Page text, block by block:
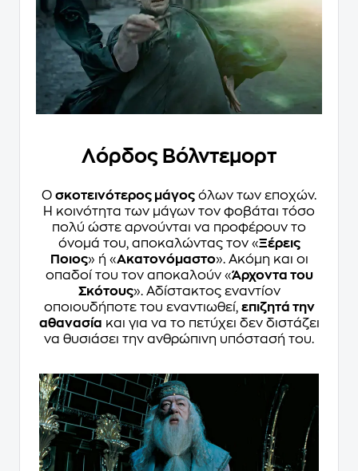
Λόρδος Βόλντεμορτ
Ο σκοτεινότερος μάγος όλων των εποχών.
Η κοινότητα των μάγων τον φοβάται τόσο
πολύ ώστε αρνούνται να προφέρουν το
όνομά του, αποκαλώντας τον «Ξέρεις
Ποιος» ή «Ακατονόμαστο». Ακόμη και οι
οπαδοί του τον αποκαλούν «Άρχοντα του
Σκότους». Αδίστακτος εναντίον
οποιουδήποτε του εναντιωθεί, επιζητά την
αθανασία και για να το πετύχει δεν διστάζει
να θυσιάσει την ανθρώπινη υπόστασή του.